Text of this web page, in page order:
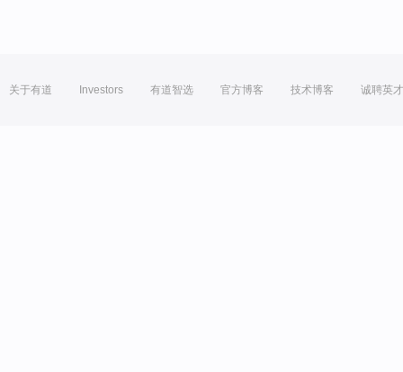
关于有道 Investors 有道智选 官方博客 技术博客 诚聘英才